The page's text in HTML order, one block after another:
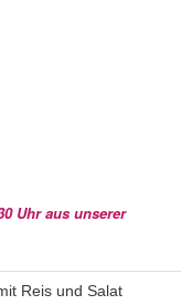
Uhr aus unserer
Reis und Salat